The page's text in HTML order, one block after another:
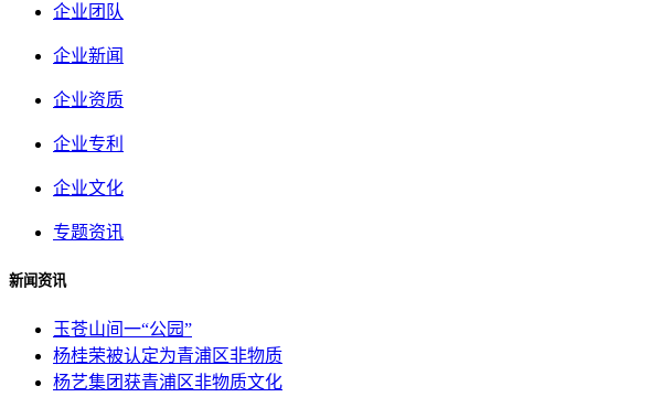
企业团队
企业新闻
企业资质
企业专利
企业文化
专题资讯
新闻资讯
玉苍山间一“公园”
杨桂荣被认定为青浦区非物质
杨艺集团获青浦区非物质文化